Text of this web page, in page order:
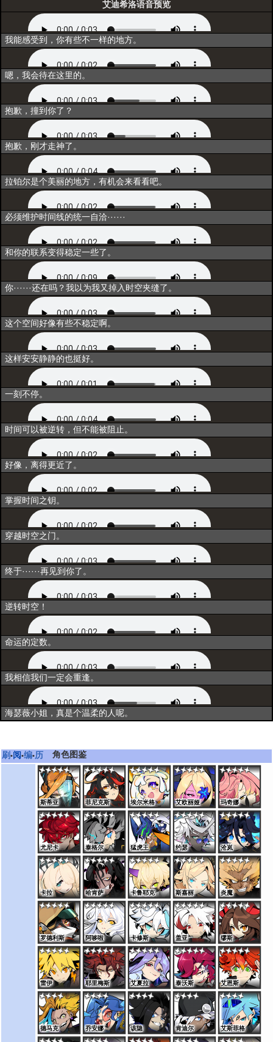
艾迪希洛语音预览
初次登场
我能感受到，你有些不一样的地方。
选择
嗯，我会待在这里的。
互动1
抱歉，撞到你了？
互动2
抱歉，刚才走神了。
互动3
拉铂尔是个美丽的地方，有机会来看看吧。
互动4
必须维护时间线的统一自洽······
互动5
和你的联系变得稳定一些了。
闲聊1
你······还在吗？我以为我又掉入时空夹缝了。
闲聊2
这个空间好像有些不稳定啊。
闲聊3
这样安安静静的也挺好。
唤醒
一刻不停。
同行
时间可以被逆转，但不能被阻止。
重构
好像，离得更近了。
联结
掌握时间之钥。
归一
穿越时空之门。
超越
终于······再见到你了。
释放技能
逆转时空！
出战
命运的定数。
资料一
我相信我们一定会重逢。
资料二
海瑟薇小姐，真是个温柔的人呢。
刷•阅•编•历 角色图鉴
斯蒂亚 菲尼克斯 埃尔米格 艾欧丽娅 玛奇娜
尤尼卡 泰格尔 猛虎王 约瑟 沧岚
卡拉 哈肯萨 卡鲁耶克 斯嘉丽 炎魔
罗德利斯 阿哆啦 卡修斯 盖亚 缪斯
雷伊 耶里梅斯 艾夏拉 泰沃斯 艾恩斯
德马克 乔安娜 该隐 肯迪尔 艾斯菲格